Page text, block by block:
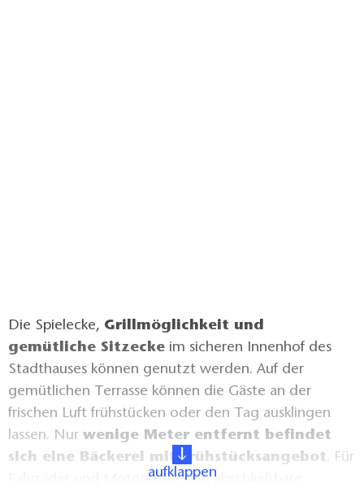
Die Spielecke, Grillmöglichkeit und
gemütliche Sitzecke im sicheren Innenhof des
Stadthauses können genutzt werden. Auf der
gemütlichen Terrasse können die Gäste an der
frischen Luft frühstücken oder den Tag ausklingen
lassen. Nur wenige Meter entfernt befindet
sich eine Bäckerei mit Frühstücksangebot. Für
Fahrräder und Motorräder sind abschließbare
aufklappen